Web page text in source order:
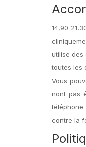
14,90
utilise des
toutes les
Vous
nont pas
téléphone
contre la